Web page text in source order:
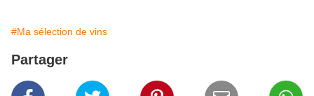
#Ma sélection de vins
Partager